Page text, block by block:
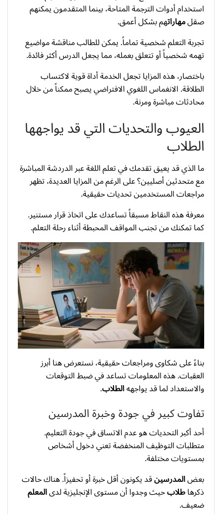
استخدام أدوات الترجمة المتاحة، بينما المتقدمون يمكنهم
صقلمهاراتهم بشكل أعمق.
تجربة التعلم شخصية تماماً. يمكن للطالب مناقشة مواضيع
تهمه شخصياً أو تتعلق بعمله، مما يجعل الدرس أكثر فائدة.
باختصار، هذه المزايا تجعل الخدمة أداة قوية لاكتساب
الطلاقة. الانغماس اللغوي الافتراضي يصبح ممكناً من خلال
محادثات مباشرة ومرنة.
العيوب والتحديات التي قد يواجهها
الطلاب
ما الذي قد يعيق تقدمك في تعلم اللغة عبر الدردشة المباشرة
مع متحدثين أصليين؟ على الرغم من المزايا العديدة، تظهر
مراجعات المستخدمين تحديات حقيقية.
معرفة هذه النقاط مسبقاً تساعدك على اتخاذ قرار مستنير.
كما تمكنك من تجنب المواقف المحبطة أثناء رحلة التعلم.
بناءً على شكاوى ومراجعات حقيقية، نستعرض هنا أبرز
العقبات. هذه المعلومات تساعد في ضبط التوقعات
والاستعداد لما قد يواجههالطلاب.
تفاوت كبير في جودة وخبرة المدرسين
أحد أكبر التحديات هو عدم الاتساق في جودة التعليم.
متطلبات التوظيف المنخفضة تعني دخول أشخاص
بمستويات مختلفة.
بعضالمدرسينقد يكونون أقل خبرة أو تحفيزاً. هناك حالات
ذكرهاطلابحيث وجدوا أن مستوى الإنجليزية لدىالمعلم
ضعيف.